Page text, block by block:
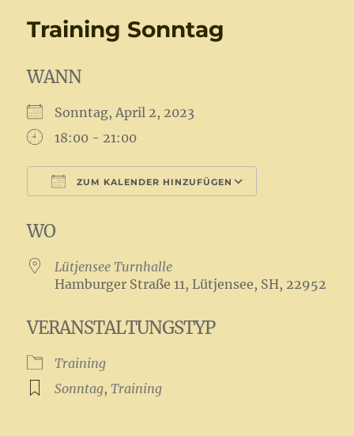
Training Sonntag
WANN
Sonntag, April 2, 2023
18:00 - 21:00
ZUM KALENDER HINZUFÜGEN
WO
Lütjensee Turnhalle
Hamburger Straße 11, Lütjensee, SH, 22952
VERANSTALTUNGSTYP
Training
Sonntag,Training